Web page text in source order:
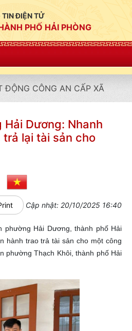
TIN ĐIỆN TỬ
PHỐ HẢI PHÒNG
ĐỘNG CÔNG AN CẤP XÃ
Dương: Nhanh
lại tài sản cho
Cập nhật: 20/10/2025 16:40
phường Hải Dương, thành phố Hải
hành trao trả tài sản cho một công
phường Thạch Khôi, thành phố Hải